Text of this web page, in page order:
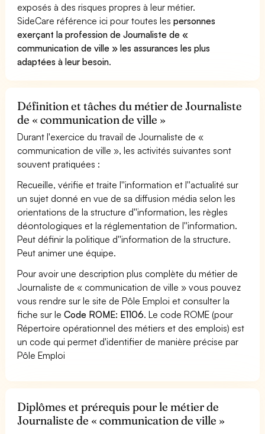
exposés à des risques propres à leur métier.
SideCare référence ici pour toutes lespersonnes
exerçant la profession de Journaliste de «
communication de ville » les assurances les plus
adaptées à leur besoin.
Définition et tâches du métier de Journaliste
de « communication de ville »
Durant l'exercice du travail de Journaliste de «
communication de ville », les activités suivantes sont
souvent pratiquées :
Recueille, vérifie et traite l''information et l''actualité sur
un sujet donné en vue de sa diffusion média selon les
orientations de la structure d''information, les règles
déontologiques et la réglementation de l''information.
Peut définir la politique d''information de la structure.
Peut animer une équipe.
Pour avoir une description plus complète du métier de
Journaliste de « communication de ville » vous pouvez
vous rendre sur le site de Pôle Emploi et consulter la
fiche sur leCode ROME: E1106. Le code ROME (pour
Répertoire opérationnel des métiers et des emplois) est
un code qui permet d'identifier de manière précise par
Pôle Emploi
Diplômes et prérequis pour le métier de
Journaliste de « communication de ville »